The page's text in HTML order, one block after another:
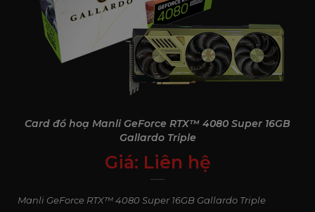
Card đồ hoạ Manli GeForce RTX™ 4080 Super 16GB
Gallardo Triple
Giá: Liên hệ
0₫
Manli GeForce RTX™ 4080 Super 16GB Gallardo Triple